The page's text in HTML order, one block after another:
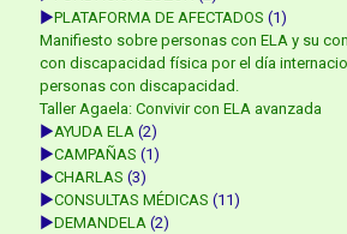
►PLATAFORMA DE AFECTADOS (1)
Manifiesto sobre personas con ELA y su
con discapacidad física por el día
personas con discapacidad.
Taller Agaela: Convivir con ELA avanzada
►AYUDA ELA (2)
►CAMPAÑAS (1)
►CHARLAS (3)
►CONSULTAS MÉDICAS (11)
►DEMANDELA (2)